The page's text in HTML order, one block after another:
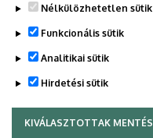
Nélkülözhetetlen sütik
Funkcionális sütik
Analitikai sütik
Hirdetési sütik
KIVÁLASZTOTTAK
WITHDRAW CONSENT